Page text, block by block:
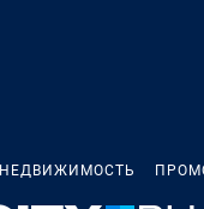
НЕДВИЖИМОСТЬ